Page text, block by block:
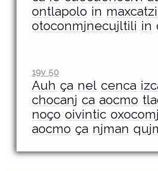
ontlapolo in
otoconmjnecujltili in
19v 50
Auh ça nel cenca
chocanj ca aocmo
noço oivintic
aocmo ça njman